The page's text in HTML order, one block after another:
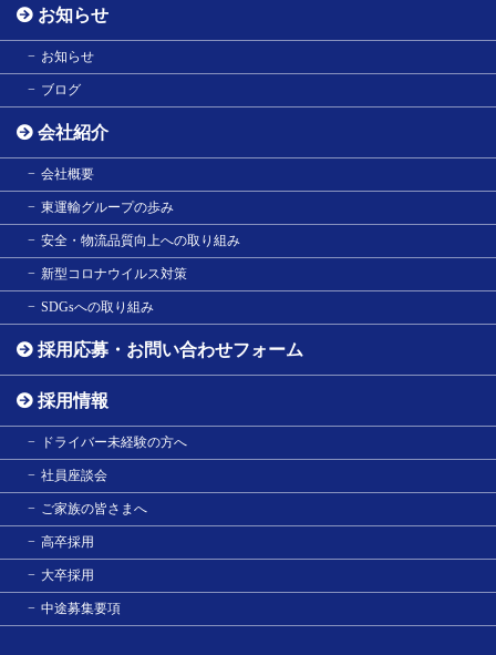
お知らせ
お知らせ
ブログ
会社紹介
会社概要
東運輸グループの歩み
安全・物流品質向上への取り組み
新型コロナウイルス対策
SDGsへの取り組み
採用応募・お問い合わせフォーム
採用情報
ドライバー未経験の方へ
社員座談会
ご家族の皆さまへ
高卒採用
大卒採用
中途募集要項